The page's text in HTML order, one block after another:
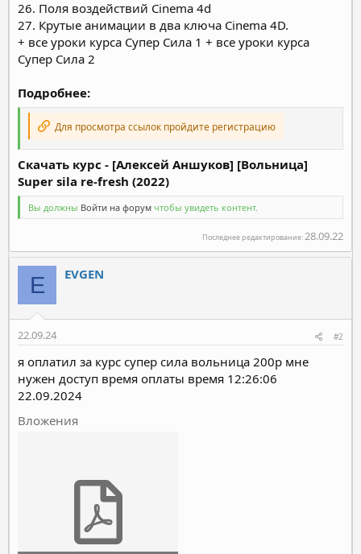
26. Поля воздействий Cinema 4d
27. Крутые анимации в два ключа Cinema 4D.
+ все уроки курса Супер Сила 1 + все уроки курса
Супер Сила 2
Подробнее:
Для просмотра ссылок пройдите регистрацию
Скачать курс - [Алексей Аншуков] [Вольница]
Super sila re-fresh (2022)
Вы должны Войти на форум чтобы увидеть контент.
Последнее редактирование:28.09.22
E EVGEN
22.09.24 #2
я оплатил за курс супер сила вольница 200р мне
нужен доступ время оплаты время 12:26:06
22.09.2024
Вложения